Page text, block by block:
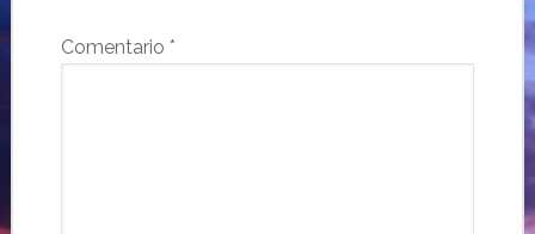
Comentario *